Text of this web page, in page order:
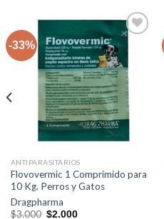
-33%
Agregar
a la lista
de
deseos
ANTIPARASITARIOS
Flovovermic 1 Comprimido para
10 Kg. Perros y Gatos
Dragpharma
$3.000 El
$2.000El